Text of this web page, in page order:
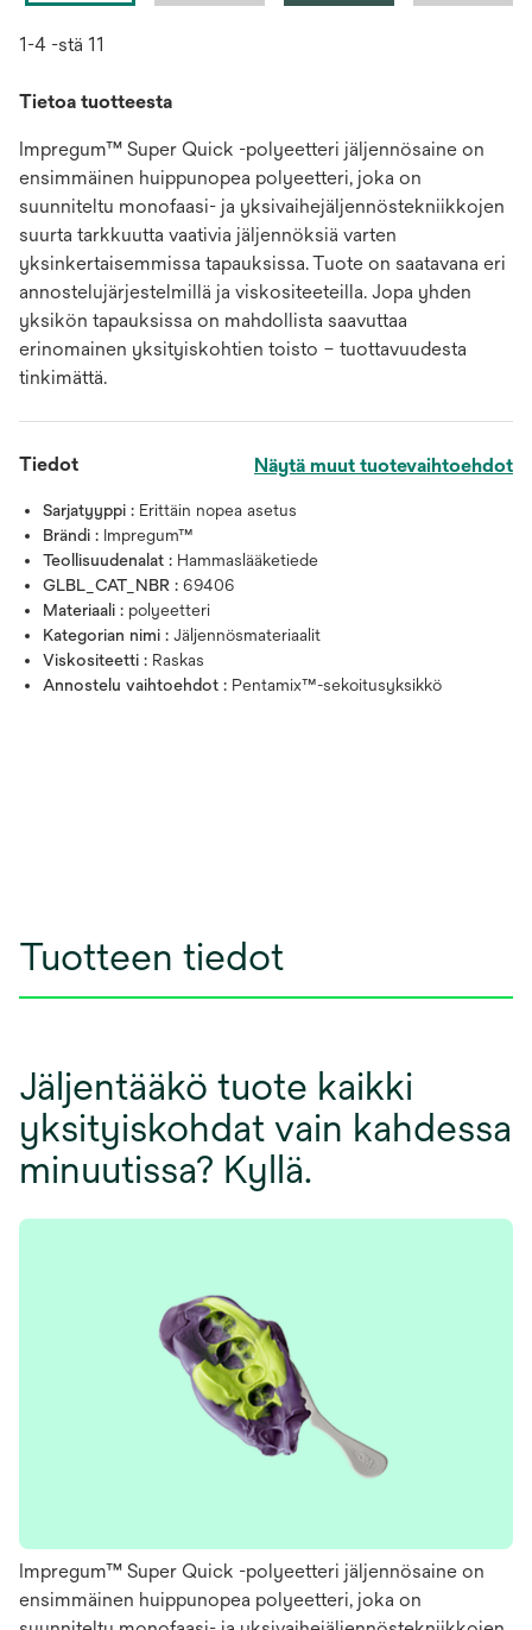
1-4 -stä 11
Tietoa tuotteesta
Impregum™ Super Quick -polyeetteri jäljennösaine on
ensimmäinen huippunopea polyeetteri, joka on
suunniteltu monofaasi- ja yksivaihejäljennöstekniikkojen
suurta tarkkuutta vaativia jäljennöksiä varten
yksinkertaisemmissa tapauksissa. Tuote on saatavana eri
annostelujärjestelmillä ja viskositeeteilla. Jopa yhden
yksikön tapauksissa on mahdollista saavuttaa
erinomainen yksityiskohtien toisto – tuottavuudesta
tinkimättä.
Tiedot Näytä muut tuotevaihtoehdot
Sarjatyyppi : Erittäin nopea asetus
Brändi : Impregum™
Teollisuudenalat : Hammaslääketiede
GLBL_CAT_NBR : 69406
Materiaali : polyeetteri
Kategorian nimi : Jäljennösmateriaalit
Viskositeetti : Raskas
Annostelu vaihtoehdot : Pentamix™-sekoitusyksikkö
Tuotteen tiedot
Jäljentääkö tuote kaikki
yksityiskohdat vain kahdessa
minuutissa? Kyllä.
Impregum™ Super Quick -polyeetteri jäljennösaine on
ensimmäinen huippunopea polyeetteri, joka on